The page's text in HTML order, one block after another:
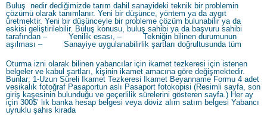
Buluş nedir dediğimizde tarım dahil sanayideki teknik bir problemin
çözümü olarak tanımlanır. Yeni bir düşünce, yöntem ya da aygıt
üretmektir. Yeni bir düşünceyle bir probleme çözüm bulunabilir ya da
eskisi geliştirilebilir. Buluş konusu, buluş sahibi ya da başvuru sahibi
tarafından – Yenilik esası, – Tekniğin bilinen durumunun
aşılması – Sanayiye uygulanabilirlik şartları doğrultusunda tüm
Oturma izni olarak bilinen yabancılar için ikamet tezkeresi için istenen
belgeler ve kabul şartları, kişinin ikamet amacına göre değişmektedir.
Bunlar; 1-Uzun Süreli İkamet Tezkeresi İkamet Beyanname Formu 4 adet
vesikalık fotoğraf Pasaportun aslı Pasaport fotokopisi (Resimli sayfa, son
giriş kaşesinin bulunduğu ve geçerlilik sürelerini gösteren sayfa.) Her ay
için 300$’ lık banka hesap belgesi veya döviz alım satım belgesi Yabancı
uyruklu şahıs kirada